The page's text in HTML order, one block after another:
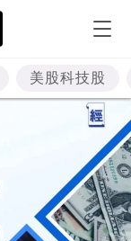
美股科技股